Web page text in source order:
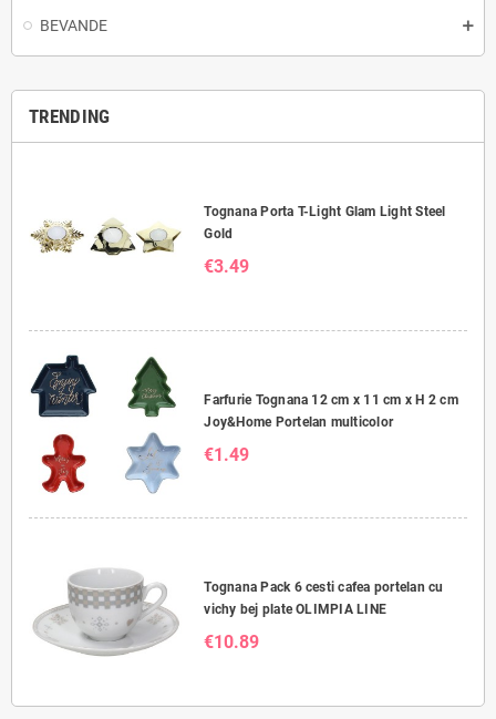
BEVANDE
TRENDING
Tognana Porta T-Light Glam Light Steel
Gold
€3.49
Farfurie Tognana 12 cm x 11 cm x H 2 cm
Joy&Home Portelan multicolor
€1.49
Tognana Pack 6 cesti cafea portelan cu
vichy bej plate OLIMPIA LINE
€10.89